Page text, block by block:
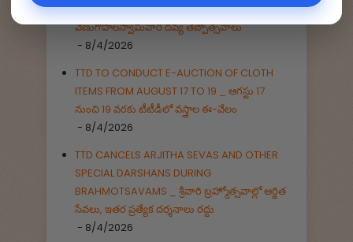
27 _ ఆగస్టు 25 నుంచి 27 వరకు కార్వేటినగరం శ్రీ
వేణుగోపాలస్వామివారి దివ్య తెప్పోత్సవాలు
- 8/4/2026
TTD TO CONDUCT E-AUCTION OF CLOTH
ITEMS FROM AUGUST 17 TO 19 _ ఆగస్టు 17
నుంచి 19 వరకు టీటీడీలో వస్త్రాల ఈ-వేలం
- 8/4/2026
TTD CANCELS ARJITHA SEVAS AND OTHER
SPECIAL DARSHANS DURING
BRAHMOTSAVAMS _ శ్రీవారి బ్రహ్మోత్సవాల్లో ఆర్జిత
సేవలు, ఇతర ప్రత్యేక దర్శనాలు రద్దు
- 8/4/2026